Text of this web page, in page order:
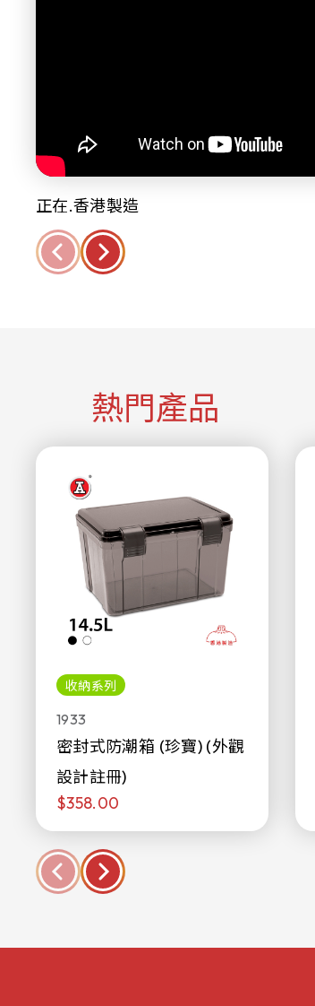
正在.香港製造
熱門產品
收納系列
1933
密封式防潮箱 (珍寶) (外觀
設計註冊)
$358.00